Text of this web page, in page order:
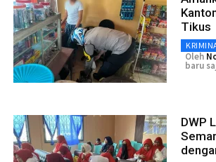
Tikus
Oleh
baru
DWP